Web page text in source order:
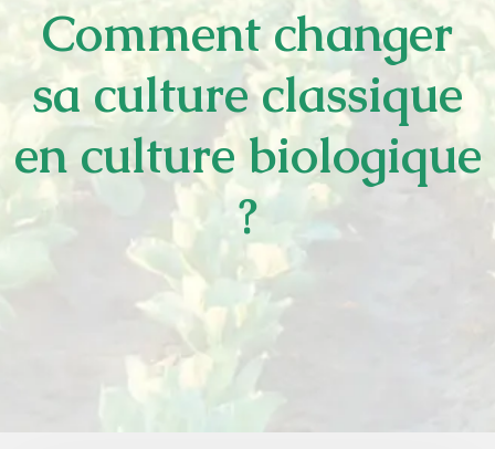
Comment changer
sa culture classique
en culture biologique
?